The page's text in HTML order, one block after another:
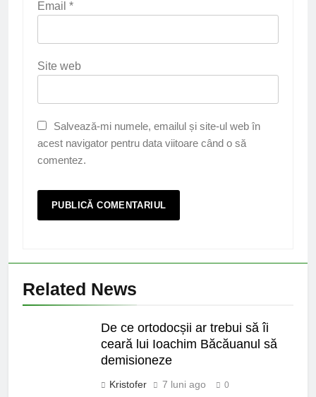
Email *
Site web
Salvează-mi numele, emailul și site-ul web în
acest navigator pentru data viitoare când o să
comentez.
Related News
De ce ortodocșii ar trebui să îi
ceară lui Ioachim Băcăuanul să
demisioneze
Kristofer 7 luni ago 0